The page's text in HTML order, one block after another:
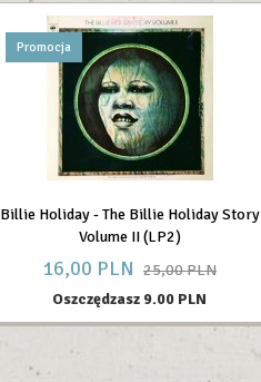
Promocja
Billie Holiday - The Billie Holiday Story
Volume II (LP2)
16,00 PLN 25,00 PLN
Oszczędzasz 9.00 PLN